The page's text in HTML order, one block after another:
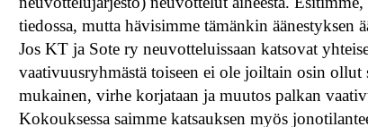
tiedossa, mutta hävisimme tämänkin äänestyksen
Jos KT ja Sote ry neuvotteluissaan katsovat
vaativuusryhmästä toiseen ei ole joiltain osin
mukainen, virhe korjataan ja muutos palkan
Kokouksessa saimme katsauksen myös